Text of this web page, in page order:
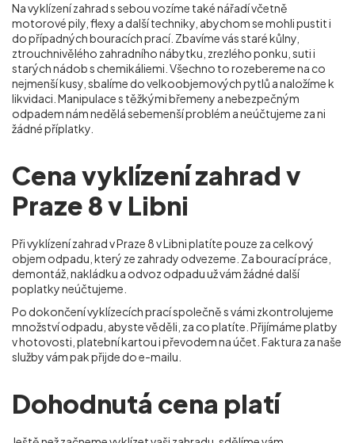
Na vyklízení zahrad s sebou vozíme také nářadí včetně
motorové pily, flexy a další techniky, abychom se mohli pustit i
do případných bouracích prací. Zbavíme vás staré kůlny,
ztrouchnivělého zahradního nábytku, zrezlého ponku, suti i
starých nádob s chemikáliemi. Všechno to rozebereme na co
nejmenší kusy, sbalíme do velkoobjemových pytlů a naložíme k
likvidaci. Manipulace s těžkými břemeny a nebezpečným
odpadem nám nedělá sebemenší problém a neúčtujeme za ni
žádné příplatky.
Cena vyklízení zahrad v
Praze 8 v Libni
Při vyklízení zahrad v Praze 8 v Libniplatíte pouze za celkový
objem odpadu, který ze zahrady odvezeme. Za bourací práce,
demontáž, nakládku a odvoz odpadu už vám žádné další
poplatky neúčtujeme.
Po dokončení vyklízecích prací společně s vámi zkontrolujeme
množství odpadu, abyste věděli, za co platíte. Přijímáme platby
v hotovosti, platební kartou i převodem na účet. Faktura za naše
služby vám pak přijde do e-mailu.
Dohodnutá cena platí